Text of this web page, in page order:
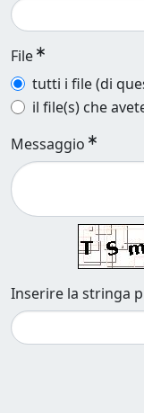
File
tutti i file (di
il file(s) che
Messaggio
Inserire la stringa